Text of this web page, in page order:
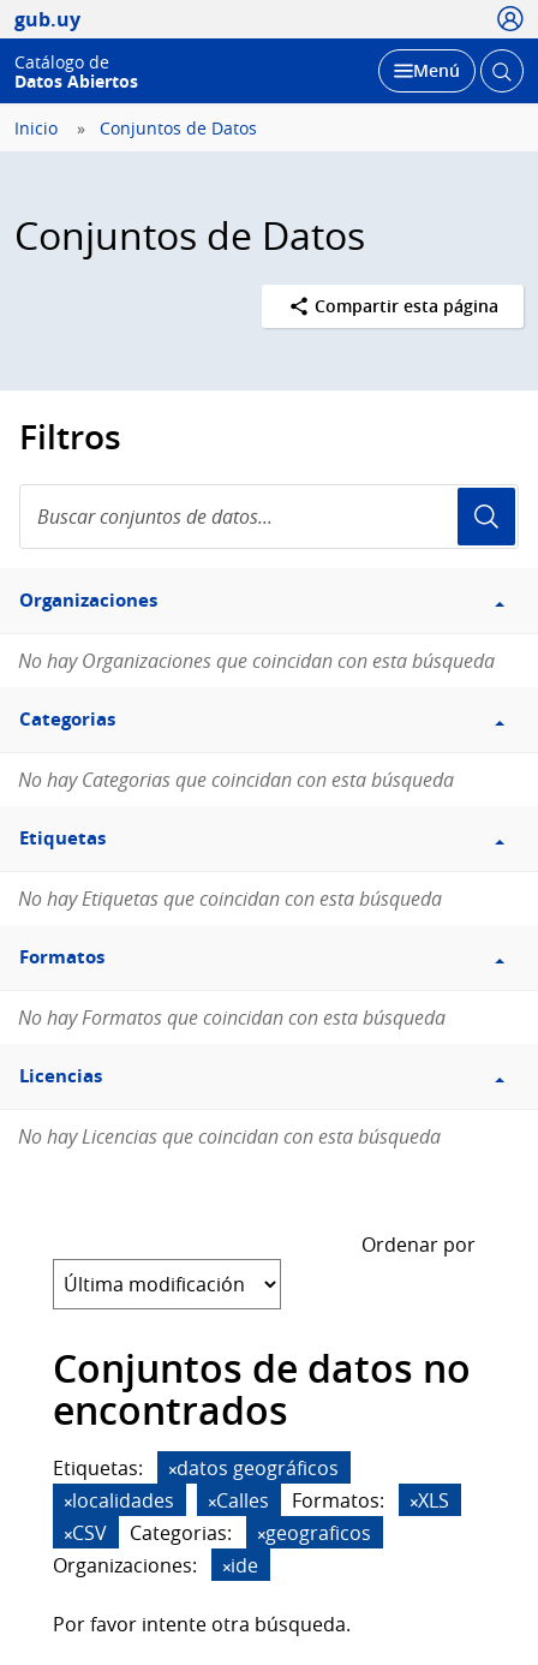
gub.uy
Catálogo de
Datos Abiertos
Desplegar
Menú Abrir
Inicio Conjuntos de Datos
Conjuntos de Datos
Compartir esta página
Filtros
conjuntos
de
Filtro
Organizaciones
Organizaciones
No hay Organizaciones que coincidan con esta búsqueda
Filtro
Categorias
Categorias
No hay Categorias que coincidan con esta búsqueda
Filtro
Etiquetas
Etiquetas
No hay Etiquetas que coincidan con esta búsqueda
Filtro
Formatos
Formatos
No hay Formatos que coincidan con esta búsqueda
Filtro
Licencias
Licencias
No hay Licencias que coincidan con esta búsqueda
Ordenar por
Conjuntos de datos no
encontrados
Etiquetas:
datos geográficos
localidades
Calles Formatos:
XLS
CSV
Categorias:
geograficos
Organizaciones:
ide
Por favor intente otra búsqueda.